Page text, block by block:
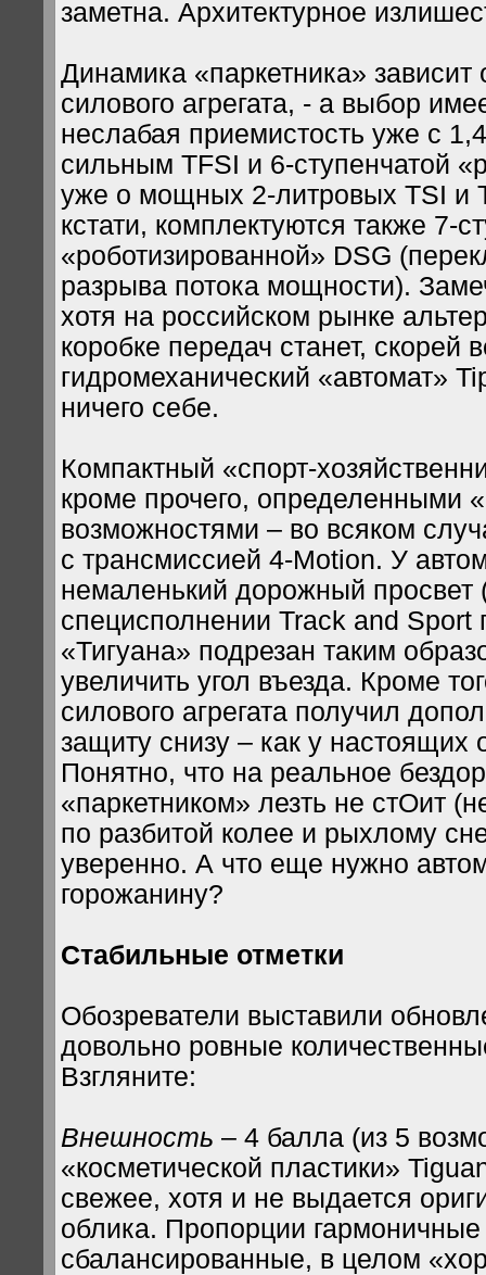
заметна. Архитектурное
Динамика «паркетника» зависит
силового агрегата, - а выбор
неслабая приемистость уже с
сильным TFSI и 6-ступенчатой
уже о мощных 2-литровых TSI и
кстати, комплектуются также 7-
«роботизированной» DSG
разрыва потока мощности).
хотя на российском рынке
коробке передач станет, скорей
гидромеханический «автомат»
ничего себе.
Компактный «спорт-
кроме прочего, определенными
возможностями – во всяком
с трансмиссией 4-Motion. У
немаленький дорожный просвет
специсполнении Track and Sport
«Тигуана» подрезан таким
увеличить угол въезда. Кроме
силового агрегата получил
защиту снизу – как у настоящих
Понятно, что на реальное
«паркетником» лезть не стОит
по разбитой колее и рыхлому
уверенно. А что еще нужно
горожанину?
Стабильные отметки
Обозреватели выставили
довольно ровные
Взгляните:
Внешность – 4 балла (из 5
«косметической пластики»
свежее, хотя и не выдается
облика. Пропорции гармоничные
сбалансированные, в целом